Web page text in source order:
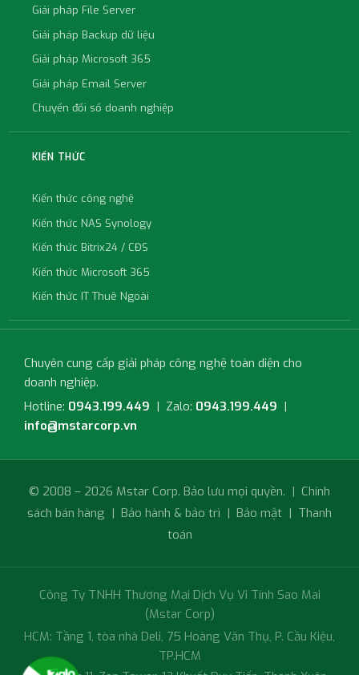
Giải pháp File Server
Giải pháp Backup dữ liệu
Giải pháp Microsoft 365
Giải pháp Email Server
Chuyển đổi số doanh nghiệp
KIẾN THỨC
Kiến thức công nghệ
Kiến thức NAS Synology
Kiến thức Bitrix24 / CĐS
Kiến thức Microsoft 365
Kiến thức IT Thuê Ngoài
Chuyên cung cấp giải pháp công nghệ toàn diện cho
doanh nghiệp.
Hotline: 0943.199.449 | Zalo: 0943.199.449 |
info@mstarcorp.vn
© 2008 – 2026 Mstar Corp. Bảo lưu mọi quyền. | Chính
sách bán hàng | Bảo hành & bảo trì | Bảo mật | Thanh
toán
Công Ty TNHH Thương Mại Dịch Vụ Vi Tính Sao Mai
(Mstar Corp)
HCM: Tầng 1, tòa nhà Deli, 75 Hoàng Văn Thụ, P. Cầu Kiệu,
TP.HCM